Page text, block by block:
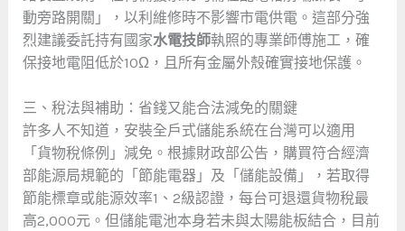
動旁路開關」，以利維修時不影響市電供電。這部分強
烈建議委託持有國家水電技師執照的專業師傅施工，確
保接地電阻低於10Ω，且所有金屬外殼確實接地保護。
三、稅法與補助：省錢又能合法減免的關鍵
許多人不知道，安裝全戶式儲能系統在台灣可以適用
「貨物稅條例」減免。根據財政部公告，購買符合經濟
部能源局規範的「節能電器」及「儲能設備」，若取得
節能標章或能源效率1、2級認證，每台可退還貨物稅最
高2,000元。但儲能電池本身若未與太陽能板結合，目前